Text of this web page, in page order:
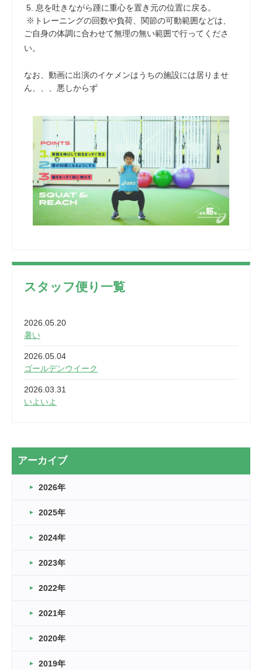
5. 息を吐きながら踵に重心を置き元の位置に戻る。
※トレーニングの回数や負荷、関節の可動範囲などは、
ご自身の体調に合わせて無理の無い範囲で行ってくださ
い。
なお、動画に出演のイケメンはうちの施設には居りませ
ん、、、悪しからず
スタッフ便り一覧
2026.05.20
暑い
2026.05.04
ゴールデンウイーク
2026.03.31
いよいよ
2026.03.20
なぎなた
2026.03.16
車いすバスケとRくんのお話
卒業・卒園の季節★
2026.03.11
緑ケ丘体育館
2022.11.03
緑ケ丘体育館
アーカイブ
2026年
2025年
2024年
2023年
2022年
2021年
2020年
2019年